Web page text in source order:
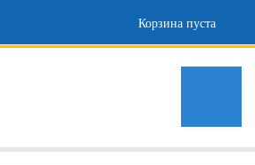
Корзина пуста